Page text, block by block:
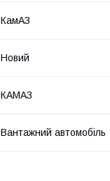
КамАЗ
Новий
КАМАЗ
Вантажний автомобіль